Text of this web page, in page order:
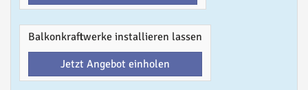
Balkonkraftwerke installieren lassen
Jetzt Angebot einholen